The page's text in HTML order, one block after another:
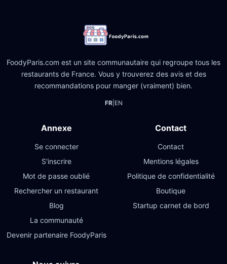
FoodyParis.com est un site communautaire qui regroupe tous les
restaurants de France. Vous y trouverez des avis et des
recommandations pour manger (vraiment) bien.
FR| EN
Annexe
Se connecter
S'inscrire
Mot de passe oublié
Rechercher un restaurant
Blog
La communauté
Devenir partenaire FoodyParis
Contact
Contact
Mentions légales
Politique de confidentialité
Boutique
Startup carnet de bord